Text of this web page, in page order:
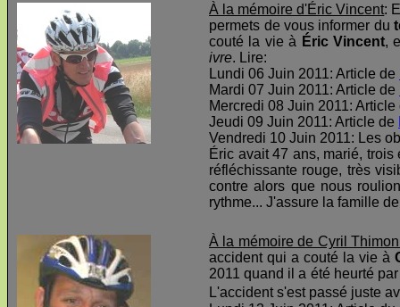
À la mémoire d'Éric Vincent:
permets de vous informer du
couté la vie à Éric Vincent,
ivre. Lire:
Lundi 06 Juin 2011: Article de
Mardi 07 Juin 2011: Article de
Mercredi 08 Juin 2011:
Jeudi 09 Juin 2011: Article de
Vendredi 10 Juin 2011: Les
Éric avait 47 ans, marié,
réfléchissante rouge, très
contre alors que nous
rythme... J'assure la famille
À la mémoire de Cyril
accident qui a couté la vie à
2011 quand il a été heurté
L'accident s'est passé juste